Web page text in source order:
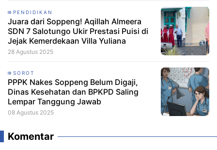
PENDIDIKAN
Juara dari Soppeng! Aqillah Almeera
SDN 7 Salotungo Ukir Prestasi Puisi di
Jejak Kemerdekaan Villa Yuliana
28 Agustus 2025
SOROT
PPPK Nakes Soppeng Belum Digaji,
Dinas Kesehatan dan BPKPD Saling
Lempar Tanggung Jawab
08 Agustus 2025
Komentar